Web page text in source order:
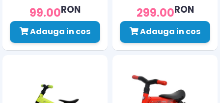
99.00RON
Adauga in cos
299.00RON
Adauga in cos